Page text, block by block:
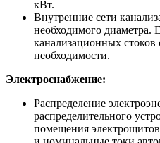
кВт.
Внутренние сети
необходимого диаметра.
канализационных
необходимости.
Электроснабжение:
Распределение
распределительного
помещения